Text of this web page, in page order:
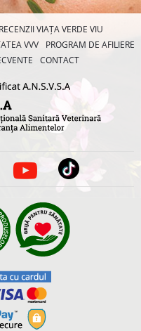
RECENZII VIAȚA VERDE VIU
VVV
PROGRAM DE AFILIERE
CONTACT